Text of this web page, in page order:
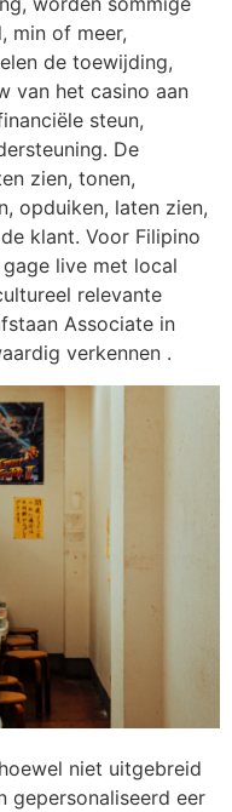
min of meer,
de toewijding,
van het casino aan
steun,
De
zien, tonen,
opduiken, laten zien,
klant. Voor Filipino
live met local
relevante
Associate in
verkennen .
niet uitgebreid
gepersonaliseerd eer